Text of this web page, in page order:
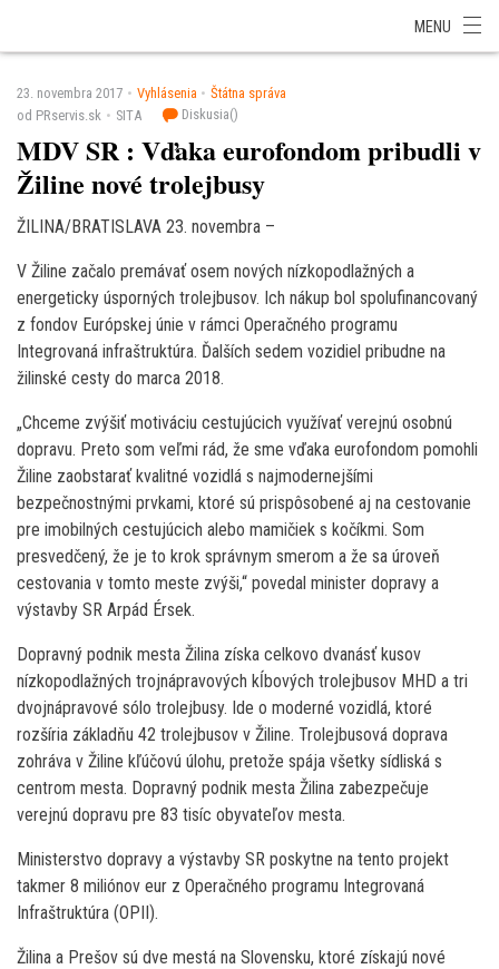
MENU
23. novembra 2017 Vyhlásenia
Štátna správa
od PRservis.sk
SITA Diskusia()
MDV SR : Vďaka eurofondom pribudli v
Žiline nové trolejbusy
ŽILINA/BRATISLAVA 23. novembra –
V Žiline začalo premávať osem nových nízkopodlažných a
energeticky úsporných trolejbusov. Ich nákup bol spolufinancovaný
z fondov Európskej únie v rámci Operačného programu
Integrovaná infraštruktúra. Ďalších sedem vozidiel pribudne na
žilinské cesty do marca 2018.
„Chceme zvýšiť motiváciu cestujúcich využívať verejnú osobnú
dopravu. Preto som veľmi rád, že sme vďaka eurofondom pomohli
Žiline zaobstarať kvalitné vozidlá s najmodernejšími
bezpečnostnými prvkami, ktoré sú prispôsobené aj na cestovanie
pre imobilných cestujúcich alebo mamičiek s kočíkmi. Som
presvedčený, že je to krok správnym smerom a že sa úroveň
cestovania v tomto meste zvýši,“ povedal minister dopravy a
výstavby SR Arpád Érsek.
Dopravný podnik mesta Žilina získa celkovo dvanásť kusov
nízkopodlažných trojnápravových kĺbových trolejbusov MHD a tri
dvojnápravové sólo trolejbusy. Ide o moderné vozidlá, ktoré
rozšíria základňu 42 trolejbusov v Žiline. Trolejbusová doprava
zohráva v Žiline kľúčovú úlohu, pretože spája všetky sídliská s
centrom mesta. Dopravný podnik mesta Žilina zabezpečuje
verejnú dopravu pre 83 tisíc obyvateľov mesta.
Ministerstvo dopravy a výstavby SR poskytne na tento projekt
takmer 8 miliónov eur z Operačného programu Integrovaná
Infraštruktúra (OPII).
Žilina a Prešov sú dve mestá na Slovensku, ktoré získajú nové